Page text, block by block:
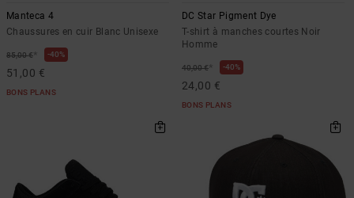
Manteca 4
Chaussures en cuir Blanc Unisexe
85,00 €* 40%
51,00 €
BONS PLANS
DC Star Pigment Dye
T-shirt à manches courtes Noir
Homme
40,00 €* 40%
24,00 €
BONS PLANS